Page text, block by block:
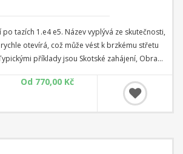
tazích 1.e4 e5. Název vyplývá ze skutečnosti,
otevírá, což může vést k brzkému střetu
příklady jsou Skotské zahájení, Obrana
jsou však Italská hra a Ruy Lopez a zde se hra
V tomto programu představuje mezinárodní
tato a všechna další důležitá zahájení
Od 770,00 Kč